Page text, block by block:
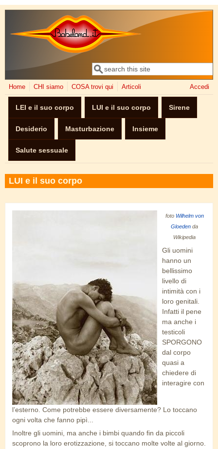
Salta al contenuto principale
Form di ricerca
Cerca
Home CHI siamo COSA trovi qui Articoli Accedi
LEI e il suo corpo LUI e il suo corpo Sirene
Desiderio Masturbazione Insieme
Salute sessuale
LUI e il suo corpo
foto Wilhelm von
Gloeden da
Wikipedia
Gli uomini
hanno un
bellissimo
livello di
intimità con i
loro genitali.
Infatti il pene
ma anche i
testicoli
SPORGONO
dal corpo
quasi a
chiedere di
interagire con
l’esterno. Come potrebbe essere diversamente? Lo toccano
ogni volta che fanno pipì...
Inoltre gli uomini, ma anche i bimbi quando fin da piccoli
scoprono la loro erotizzazione, si toccano molte volte al giorno.